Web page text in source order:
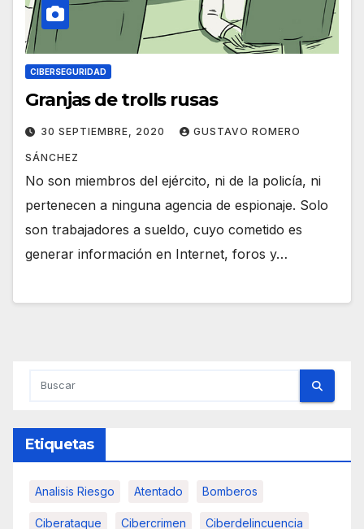
CIBERSEGURIDAD
Granjas de trolls rusas
30 SEPTIEMBRE, 2020 GUSTAVO ROMERO
SÁNCHEZ
No son miembros del ejército, ni de la policía, ni
pertenecen a ninguna agencia de espionaje. Solo
son trabajadores a sueldo, cuyo cometido es
generar información en Internet, foros y…
Etiquetas
Analisis Riesgo Atentado Bomberos
Ciberataque Cibercrimen Ciberdelincuencia